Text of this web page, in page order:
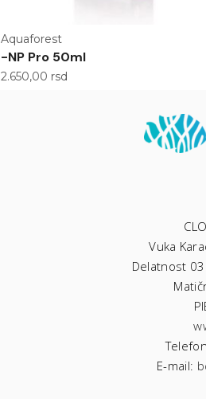
Aquaforest
-NP Pro 50ml
2.650,00 rsd
Vuka
Delatnost
E-mail: